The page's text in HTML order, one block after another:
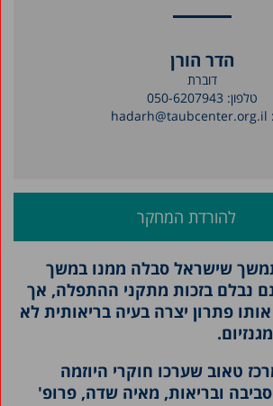
הדר הורן
דוברת
טלפון: 050-6207943
hadarh@taubcenter.org.il
להורדת המחקר
שישראל סבלה ממנו במשך
נבלם בזכות מתקני ההתפלה, אך
פתרון יצרה בעיה בריאותית לא
טאוב שערכו חוקרי היוזמה
ובריאות, מאיה שדה, פרופ'